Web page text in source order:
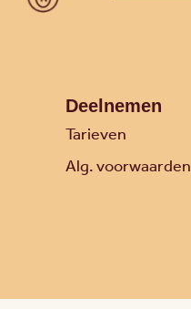
Deelnemen
Tarieven
Alg. voorwaarden